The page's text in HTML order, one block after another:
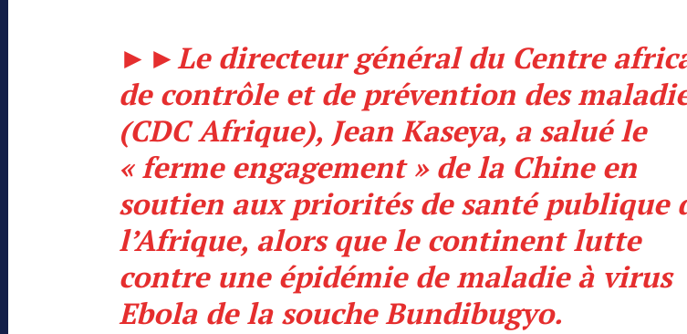
►►Le directeur général du Centre
de contrôle et de prévention des
(CDC Afrique), Jean Kaseya, a salué le
« ferme engagement » de la Chine en
soutien aux priorités de santé publique
l’Afrique, alors que le continent lutte
contre une épidémie de maladie à virus
Ebola de la souche Bundibugyo.